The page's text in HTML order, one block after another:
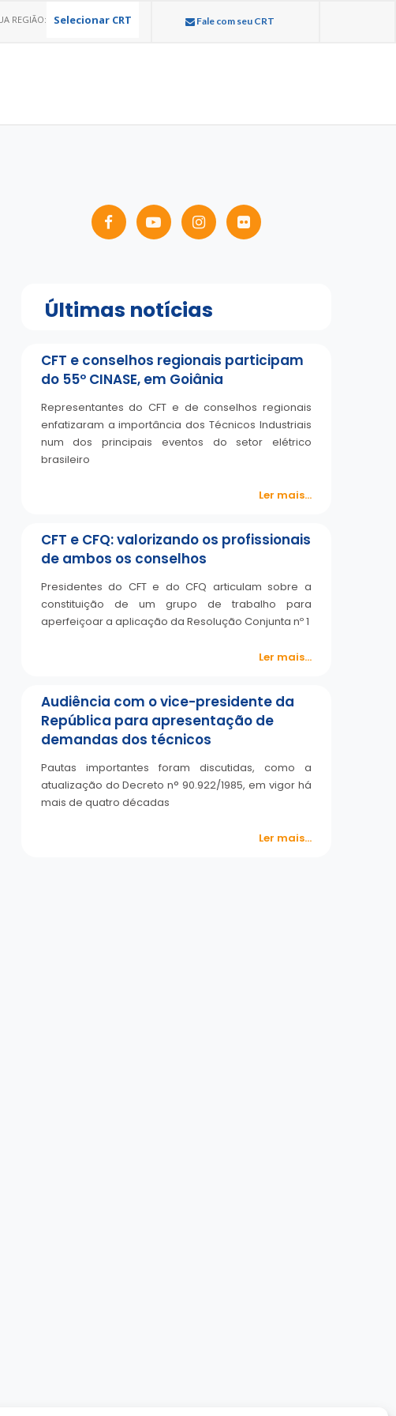
REGIÃO: Selecionar CRT Fale com seu CRT
Últimas notícias
CFT e conselhos regionais participam
do 55º CINASE, em Goiânia
Representantes do CFT e de conselhos regionais
enfatizaram a importância dos Técnicos Industriais
num dos principais eventos do setor elétrico
brasileiro
Ler mais...
CFT e CFQ: valorizando os profissionais
de ambos os conselhos
Presidentes do CFT e do CFQ articulam sobre a
constituição de um grupo de trabalho para
aperfeiçoar a aplicação da Resolução Conjunta nº 1
Ler mais...
Audiência com o vice-presidente da
República para apresentação de
demandas dos técnicos
Pautas importantes foram discutidas, como a
atualização do Decreto n° 90.922/1985, em vigor há
mais de quatro décadas
Ler mais...